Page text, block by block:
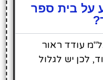
בית ספר
עודד ראור
לכן יש לגלול